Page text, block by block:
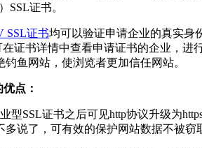
SSL证书。
SSL证书均可以验证申请企业的真实身
证书详情中查看申请证书的企业，进
鱼网站，使浏览者更加信任网站。
点：
型SSL证书之后可见http协议升级为
多说了，可有效的保护网站数据不被窃